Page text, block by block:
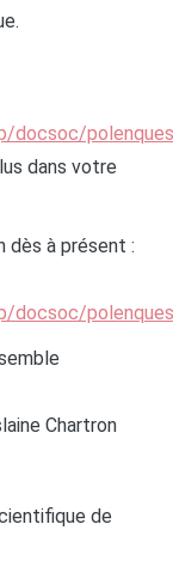
docsoc/
dans votre
dès à présent :
docsoc/
Chartron
de